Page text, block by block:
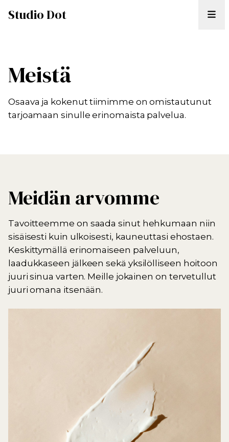
Studio Dot
Meistä
Osaava ja kokenut tiimimme on omistautunut
tarjoamaan sinulle erinomaista palvelua.
Meidän arvomme
Tavoitteemme on saada sinut hehkumaan niin
sisäisesti kuin ulkoisesti, kauneuttasi ehostaen.
Keskittymällä erinomaiseen palveluun,
laadukkaseen jälkeen sekä yksilölliseen hoitoon
juuri sinua varten. Meille jokainen on tervetullut
juuri omana itsenään.